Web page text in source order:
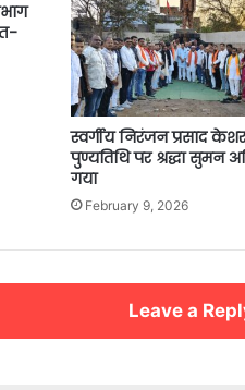
स्वर्गीय निरंजन प्रसाद
पुण्यतिथि पर श्रद्धा सुमन
गया
February 9, 2026
Leave a